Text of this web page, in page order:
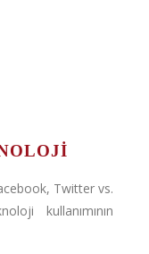
Twitter vs.
kullanımının